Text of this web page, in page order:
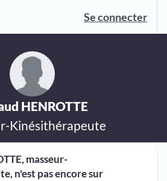
Se connecter
HENROTTE
Kinésithérapeute
masseur-
n'est pas encore sur